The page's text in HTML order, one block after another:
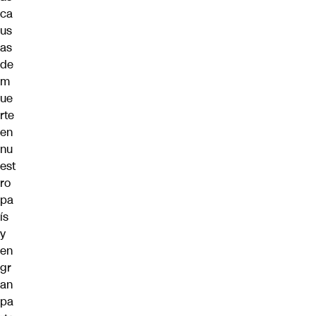
ca
us
as
de
m
ue
rte
en
nu
est
ro
pa
ís
y
en
gr
an
pa